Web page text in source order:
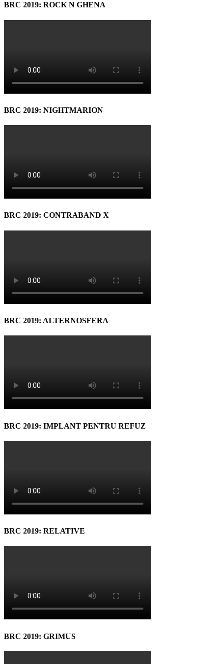
BRC 2019: ROCK N GHENA
BRC 2019: NIGHTMARION
BRC 2019: CONTRABAND X
BRC 2019: ALTERNOSFERA
BRC 2019: IMPLANT PENTRU REFUZ
BRC 2019: RELATIVE
BRC 2019: GRIMUS